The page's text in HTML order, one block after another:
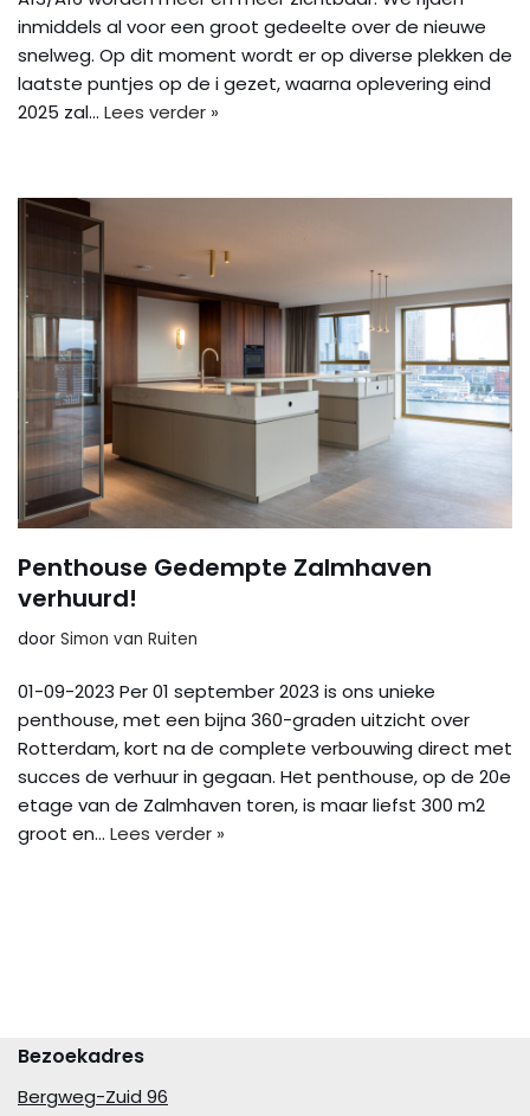
inmiddels al voor een groot gedeelte over de nieuwe
snelweg. Op dit moment wordt er op diverse plekken de
laatste puntjes op de i gezet, waarna oplevering eind
2025 zal… Lees verder »
Penthouse Gedempte Zalmhaven
verhuurd!
door Simon van Ruiten
01-09-2023 Per 01 september 2023 is ons unieke
penthouse, met een bijna 360-graden uitzicht over
Rotterdam, kort na de complete verbouwing direct met
succes de verhuur in gegaan. Het penthouse, op de 20e
etage van de Zalmhaven toren, is maar liefst 300 m2
groot en… Lees verder »
Bezoekadres
Bergweg-Zuid 96